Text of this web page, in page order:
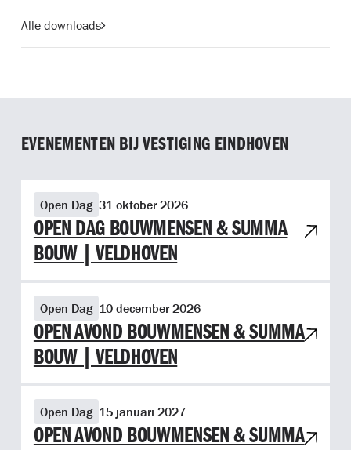
Alle downloads
EVENEMENTEN BIJ VESTIGING EINDHOVEN
OPEN DAG BOUWMENSEN & SUMMA
BOUW | VELDHOVEN
Open Dag 31 oktober 2026
Bekijk evenement OPEN DAG BOUWMENSEN & SUMMA
OPEN AVOND BOUWMENSEN & SUMMA
BOUW | VELDHOVEN
Open Dag 10 december 2026
Bekijk evenement OPEN AVOND BOUWMENSEN & SUMMA
OPEN AVOND BOUWMENSEN & SUMMA
Open Dag 15 januari 2027
Bekijk evenement OPEN AVOND BOUWMENSEN & SUMMA